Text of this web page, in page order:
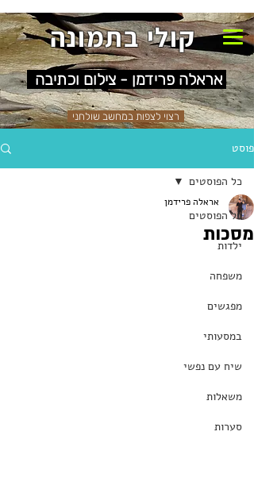
קולי בתמונה
אראלה פרידמן - צילום וכתיבה
רצוי לצפות במחשב שולחני
פוסט
כל הפוסטים
ילדות
משפחה
מפגשים
במסעותי
שיח עם נפשי
משאלות
סערות
כל הפוסטים
מסכות
אראלה פרידמן